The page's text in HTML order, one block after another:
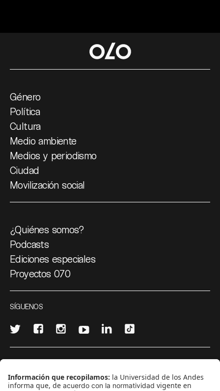
Género
Política
Cultura
Medio ambiente
Medios y periodismo
Ciudad
Movilización social
¿Quiénes somos?
Podcasts
Ediciones especiales
Proyectos 070
SÍGUENOS
CONTÁCTANOS